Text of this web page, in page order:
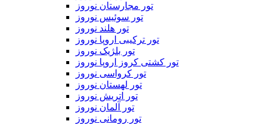
تور مجارستان نوروز
تور سوئیس نوروز
تور هلند نوروز
تور ترکیبی اروپا نوروز
تور بلژیک نوروز
تور کشتی کروز اروپا نوروز
تور کرواسی نوروز
تور لهستان نوروز
تور اتریش نوروز
تور آلمان نوروز
تور رومانی نوروز